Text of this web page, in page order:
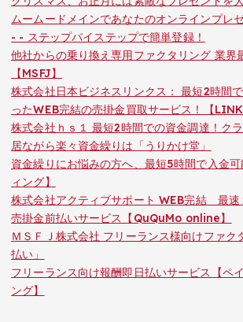
ムームードメインであなたのオンラインプレ
- - ステップバイステップで簡単登録！
他社からの乗り換え専用ファクタリング 業界
【MSFJ】
株式会社日本ビジネスリンクス： 最短2時間
ったWEB完結の売掛金買取サービス！【LINK
株式会社ｈｓ１ 最短2時間での資金調達！ク
居ながら楽々資金繰りは「うりかけ堂」
資金繰りにお悩みの方へ、最短5時間で入金
ィング】
株式会社アクティブサポート WEB完結 最速
売掛金前払いサービス【QuQuMo online】
ＭＳＦＪ株式会社 フリーランス様向けファク
払い」
フリーランス向け報酬即日払いサービス【ペ
ング】